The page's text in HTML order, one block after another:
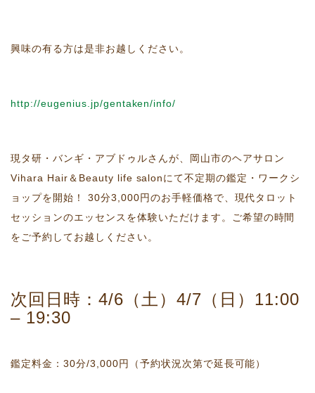
興味の有る方は是非お越しください。
http://eugenius.jp/gentaken/info/
現タ研・バンギ・アブドゥルさんが、岡山市のヘアサロン
Vihara Hair＆Beauty life salonにて不定期の鑑定・ワークシ
ョップを開始！ 30分3,000円のお手軽価格で、現代タロット
セッションのエッセンスを体験いただけます。ご希望の時間
をご予約してお越しください。
次回日時：4/6（土）4/7（日）11:00
– 19:30
鑑定料金：30分/3,000円（予約状況次第で延長可能）